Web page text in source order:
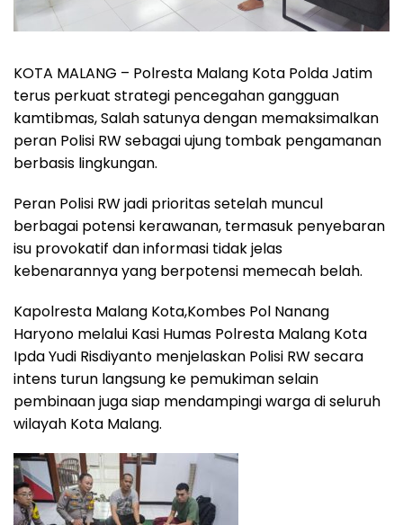
KOTA MALANG – Polresta Malang Kota Polda Jatim
terus perkuat strategi pencegahan gangguan
kamtibmas, Salah satunya dengan memaksimalkan
peran Polisi RW sebagai ujung tombak pengamanan
berbasis lingkungan.
Peran Polisi RW jadi prioritas setelah muncul
berbagai potensi kerawanan, termasuk penyebaran
isu provokatif dan informasi tidak jelas
kebenarannya yang berpotensi memecah belah.
Kapolresta Malang Kota,Kombes Pol Nanang
Haryono melalui Kasi Humas Polresta Malang Kota
Ipda Yudi Risdiyanto menjelaskan Polisi RW secara
intens turun langsung ke pemukiman selain
pembinaan juga siap mendampingi warga di seluruh
wilayah Kota Malang.